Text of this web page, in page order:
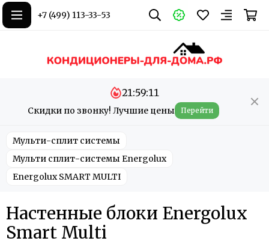
+7 (499) 113-33-53
Скидки по звонку! Лучшие цены
21:59:10
Перейти
Мульти-сплит системы
Мульти сплит-системы Energolux
Energolux SMART MULTI
Настенные блоки Energolux
Smart Multi